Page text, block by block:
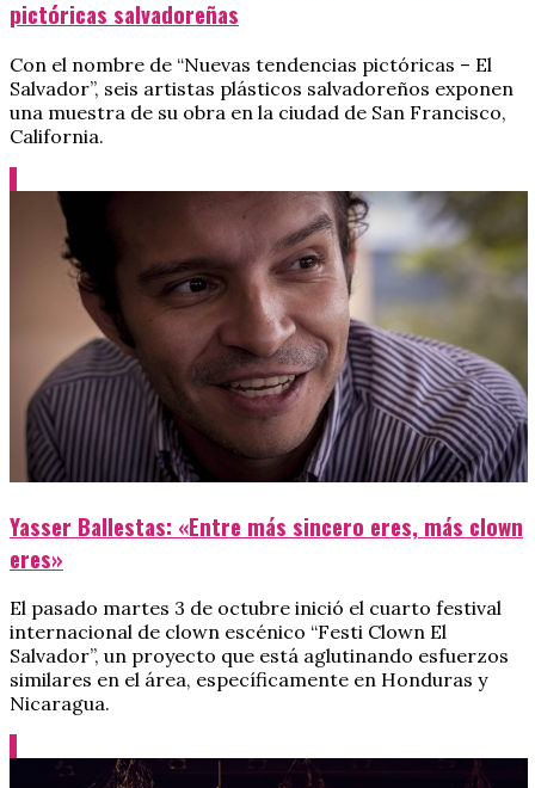
pictóricas salvadoreñas
Con el nombre de “Nuevas tendencias pictóricas – El
Salvador”, seis artistas plásticos salvadoreños exponen
una muestra de su obra en la ciudad de San Francisco,
California.
Yasser Ballestas: «Entre más sincero eres, más clown
eres»
El pasado martes 3 de octubre inició el cuarto festival
internacional de clown escénico “Festi Clown El
Salvador”, un proyecto que está aglutinando esfuerzos
similares en el área, específicamente en Honduras y
Nicaragua.